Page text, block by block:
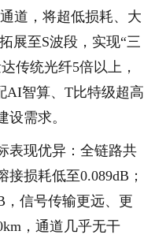
道，将超低损耗、大
展至S波段，实现“三
传统光纤5倍以上，
AI智算、T比特级超高
需求。
现优异：全链路共
损耗低至0.089dB；
，信号传输更远、更
，通道几乎无干